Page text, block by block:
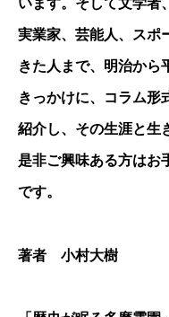
います。そして文学者
実業家、芸能人、スポ
きた人まで、明治から
きっかけに、コラム形
紹介し、その生涯と生
是非ご興味ある方はお
です。
著者 小村大樹